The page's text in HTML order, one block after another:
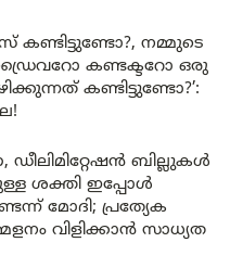
കണ്ടിട്ടുണ്ടോ?, നമ്മുടെ
കണ്ടക്ടറോ ഒരു
കണ്ടിട്ടുണ്ടോ?’:
ബില്ലുകൾ
ശക്തി ഇപ്പോൾ
മോദി; പ്രത്യേക
വിളിക്കാൻ സാധ്യത